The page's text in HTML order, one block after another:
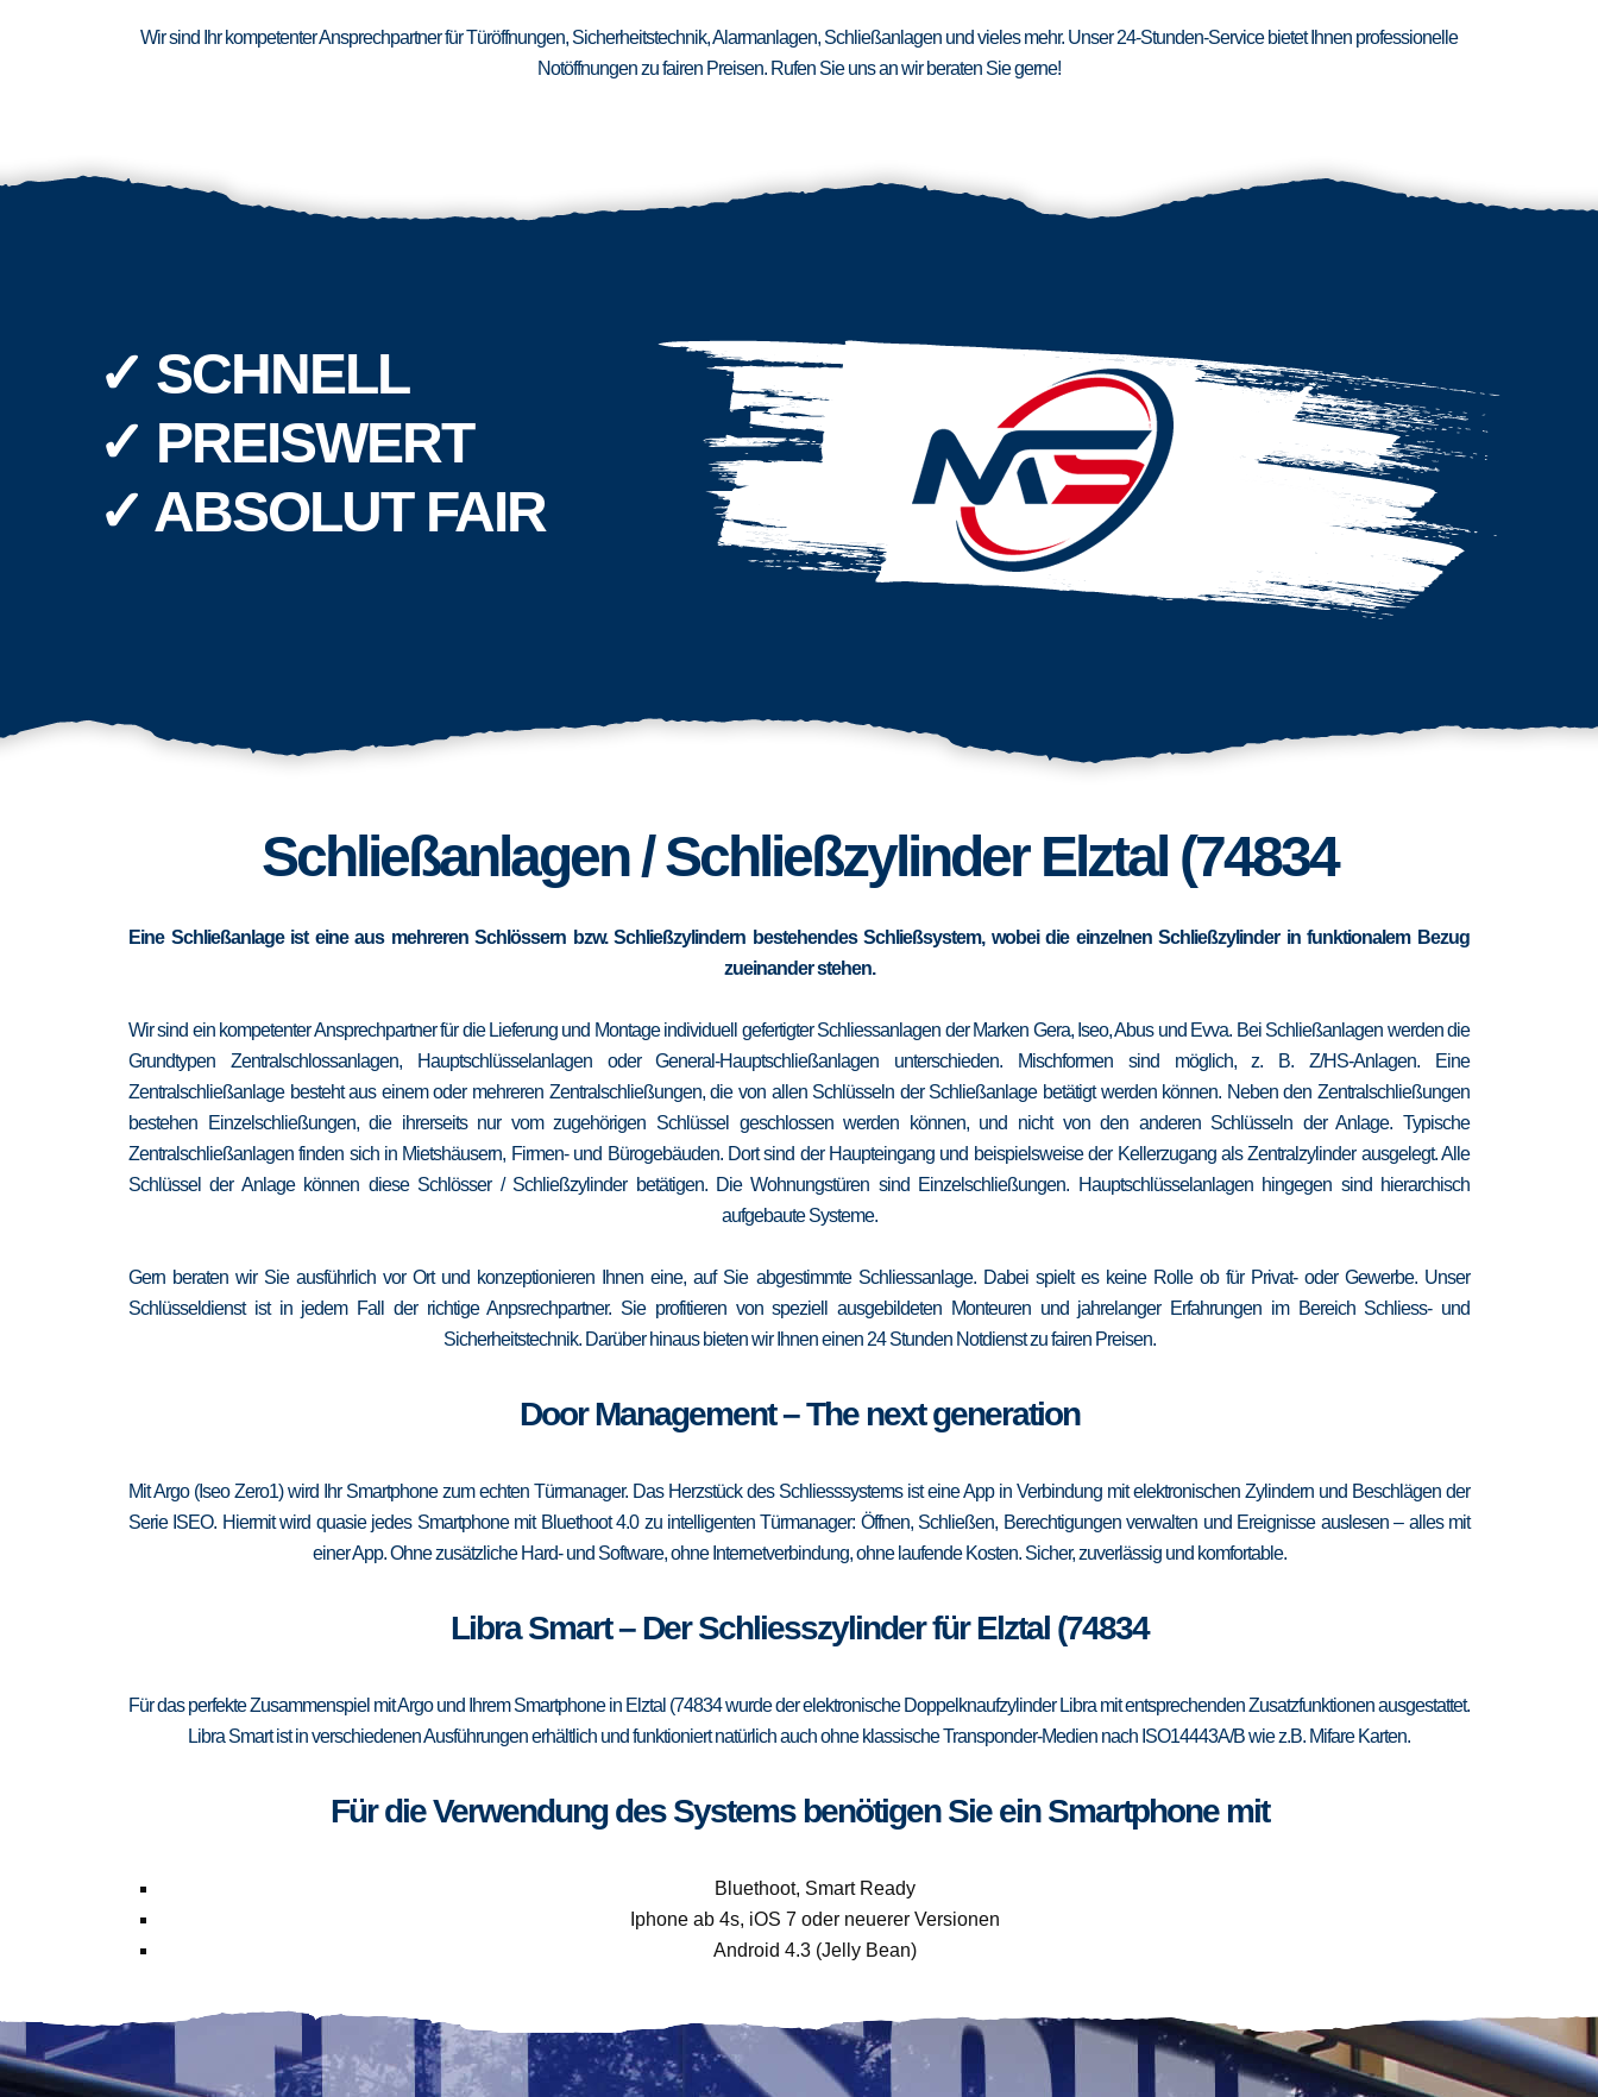
Wir sind Ihr kompetenter Ansprechpartner für Türöffnungen, Sicherheitstechnik, Alarmanlagen, Schließanlagen und vieles mehr. Unser 24-Stunden-Service bietet Ihnen professionelle
Notöffnungen zu fairen Preisen. Rufen Sie uns an wir beraten Sie gerne!
✓ SCHNELL
✓ PREISWERT
✓ ABSOLUT FAIR
Schließanlagen / Schließzylinder Elztal (74834
Eine Schließanlage ist eine aus mehreren Schlössern bzw. Schließzylindern bestehendes Schließsystem, wobei die einzelnen Schließzylinder in funktionalem Bezug
zueinander stehen.
Wir sind ein kompetenter Ansprechpartner für die Lieferung und Montage individuell gefertigter Schliessanlagen der Marken Gera, Iseo, Abus und Evva. Bei Schließanlagen werden die
Grundtypen Zentralschlossanlagen, Hauptschlüsselanlagen oder General-Hauptschließanlagen unterschieden. Mischformen sind möglich, z. B. Z/HS-Anlagen. Eine
Zentralschließanlage besteht aus einem oder mehreren Zentralschließungen, die von allen Schlüsseln der Schließanlage betätigt werden können. Neben den Zentralschließungen
bestehen Einzelschließungen, die ihrerseits nur vom zugehörigen Schlüssel geschlossen werden können, und nicht von den anderen Schlüsseln der Anlage. Typische
Zentralschließanlagen finden sich in Mietshäusern, Firmen- und Bürogebäuden. Dort sind der Haupteingang und beispielsweise der Kellerzugang als Zentralzylinder ausgelegt. Alle
Schlüssel der Anlage können diese Schlösser / Schließzylinder betätigen. Die Wohnungstüren sind Einzelschließungen. Hauptschlüsselanlagen hingegen sind hierarchisch
aufgebaute Systeme.
Gern beraten wir Sie ausführlich vor Ort und konzeptionieren Ihnen eine, auf Sie abgestimmte Schliessanlage. Dabei spielt es keine Rolle ob für Privat- oder Gewerbe. Unser
Schlüsseldienst ist in jedem Fall der richtige Anpsrechpartner. Sie profitieren von speziell ausgebildeten Monteuren und jahrelanger Erfahrungen im Bereich Schliess- und
Sicherheitstechnik. Darüber hinaus bieten wir Ihnen einen 24 Stunden Notdienst zu fairen Preisen.
Door Management – The next generation
Mit Argo (Iseo Zero1) wird Ihr Smartphone zum echten Türmanager. Das Herzstück des Schliesssystems ist eine App in Verbindung mit elektronischen Zylindern und Beschlägen der
Serie ISEO. Hiermit wird quasie jedes Smartphone mit Bluethoot 4.0 zu intelligenten Türmanager: Öffnen, Schließen, Berechtigungen verwalten und Ereignisse auslesen – alles mit
einer App. Ohne zusätzliche Hard- und Software, ohne Internetverbindung, ohne laufende Kosten. Sicher, zuverlässig und komfortable.
Libra Smart – Der Schliesszylinder für Elztal (74834
Für das perfekte Zusammenspiel mit Argo und Ihrem Smartphone in Elztal (74834 wurde der elektronische Doppelknaufzylinder Libra mit entsprechenden Zusatzfunktionen ausgestattet.
Libra Smart ist in verschiedenen Ausführungen erhältlich und funktioniert natürlich auch ohne klassische Transponder-Medien nach ISO14443A/B wie z.B. Mifare Karten.
Für die Verwendung des Systems benötigen Sie ein Smartphone mit
Bluethoot, Smart Ready
Iphone ab 4s, iOS 7 oder neuerer Versionen
Android 4.3 (Jelly Bean)